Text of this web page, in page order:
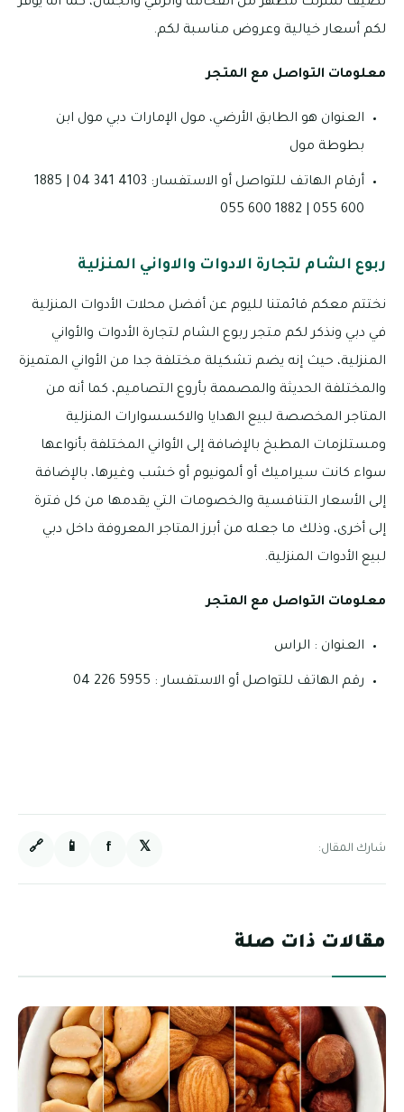
لكم أسعار خيالية وعروض مناسبة لكم.
معلومات التواصل مع المتجر
العنوان هو الطابق الأرضي، مول الإمارات دبي مول ابن
بطوطة مول
أرقام الهاتف للتواصل أو الاستفسار: 4103 341 04 | 1885
600 055 | 1882 600 055
ربوع الشام لتجارة الادوات والاواني المنزلية
نختتم معكم قائمتنا لليوم عن أفضل محلات الأدوات المنزلية
في دبي ونذكر لكم متجر ربوع الشام لتجارة الأدوات والأواني
المنزلية، حيث إنه يضم تشكيلة مختلفة جدا من الأواني المتميزة
والمختلفة الحديثة والمصممة بأروع التصاميم، كما أنه من
المتاجر المخصصة لبيع الهدايا والاكسسوارات المنزلية
ومستلزمات المطبخ بالإضافة إلى الأواني المختلفة بأنواعها
سواء كانت سيراميك أو ألمونيوم أو خشب وغيرها، بالإضافة
إلى الأسعار التنافسية والخصومات التي يقدمها من كل فترة
إلى أخرى، وذلك ما جعله من أبرز المتاجر المعروفة داخل دبي
لبيع الأدوات المنزلية.
معلومات التواصل مع المتجر
العنوان : الراس
رقم الهاتف للتواصل أو الاستفسار : 5955 226 04
شارك المقال: 𝕏
f
📱
🔗
مقالات ذات صلة